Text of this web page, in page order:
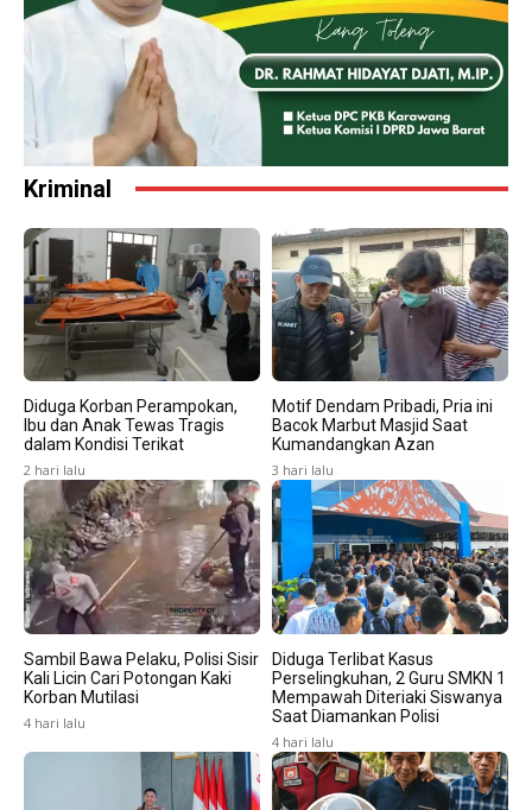
Kriminal
Diduga Korban Perampokan,
Ibu dan Anak Tewas Tragis
dalam Kondisi Terikat
2 hari lalu
Motif Dendam Pribadi, Pria ini
Bacok Marbut Masjid Saat
Kumandangkan Azan
3 hari lalu
Sambil Bawa Pelaku, Polisi Sisir
Kali Licin Cari Potongan Kaki
Korban Mutilasi
4 hari lalu
Diduga Terlibat Kasus
Perselingkuhan, 2 Guru SMKN 1
Mempawah Diteriaki Siswanya
Saat Diamankan Polisi
4 hari lalu